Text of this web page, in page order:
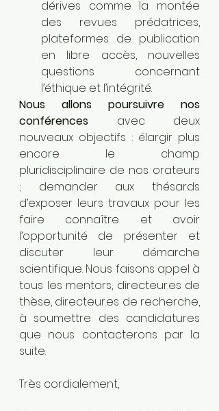
dérives comme la montée
des revues prédatrices,
plateformes de publication
en libre accès, nouvelles
questions concernant
l’éthique et l’intégrité.
Nous allons poursuivre nos
conférences avec deux
nouveaux objectifs : élargir plus
encore le champ
pluridisciplinaire de nos orateurs
; demander aux thésards
d’exposer leurs travaux pour les
faire connaître et avoir
l’opportunité de présenter et
discuter leur démarche
scientifique. Nous faisons appel à
tous les mentors, directeur.es de
thèse, directeur.es de recherche,
à soumettre des candidatures
que nous contacterons par la
suite.
Très cordialement,